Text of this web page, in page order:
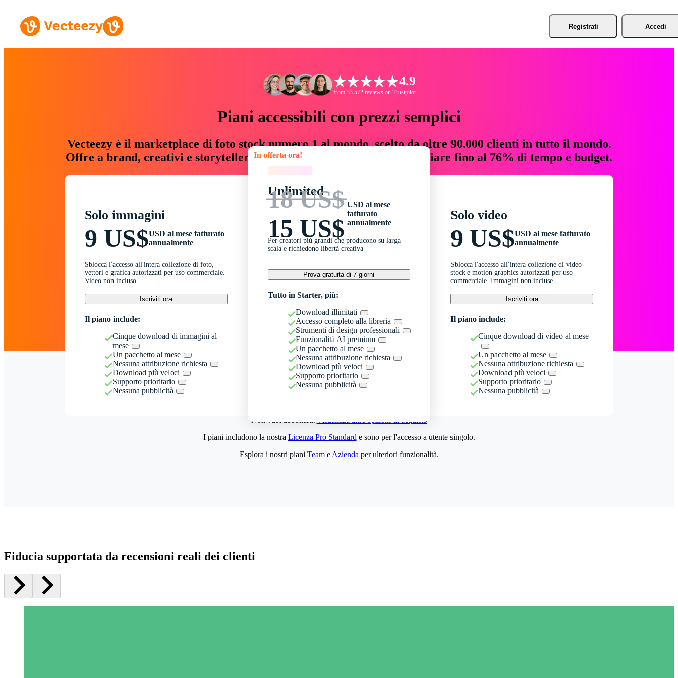
Registrati Accedi
4.9
from 33.572 reviews on Trustpilot
Piani accessibili con prezzi semplici
Vecteezy è il marketplace di foto stock numero 1 al mondo, scelto da oltre 90.000 clienti in tutto il mondo.
Offre a brand, creativi e storyteller risorse creative che fanno risparmiare fino al 76% di tempo e budget.
Solo immagini
9 US$USD al mese fatturato
annualmente
Sblocca l'accesso all'intera collezione di foto,
vettori e grafica autorizzati per uso commerciale.
Video non incluso.
Iscriviti ora
Il piano include:
Cinque download di immagini al
mese
Un pacchetto al mese
Nessuna attribuzione richiesta
Download più veloci
Supporto prioritario
Nessuna pubblicità
In offerta ora!
Unlimited
18 US$
15 US$
USD al mese
fatturato
annualmente
Per creatori più grandi che producono su larga
scala e richiedono libertà creativa
Prova gratuita di 7 giorni
Tutto in Starter, più:
Download illimitati
Accesso completo alla libreria
Strumenti di design professionali
Funzionalità AI premium
Un pacchetto al mese
Nessuna attribuzione richiesta
Download più veloci
Supporto prioritario
Nessuna pubblicità
Solo video
9 US$USD al mese fatturato
annualmente
Sblocca l'accesso all'intera collezione di video
stock e motion graphics autorizzati per uso
commerciale. Immagini non incluse.
Iscriviti ora
Il piano include:
Cinque download di video al mese
Un pacchetto al mese
Nessuna attribuzione richiesta
Download più veloci
Supporto prioritario
Nessuna pubblicità
Non vuoi abbonarti?Visualizza altre opzioni di acquisto
I piani includono la nostra Licenza Pro Standard e sono per l'accesso a utente singolo.
Esplora i nostri piani Teame Azienda per ulteriori funzionalità.
Fiducia supportata da recensioni reali dei clienti